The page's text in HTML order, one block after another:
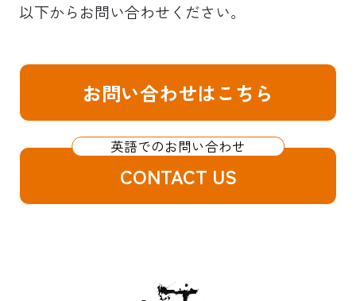
以下からお問い合わせください。
お問い合わせはこちら
CONTACT US